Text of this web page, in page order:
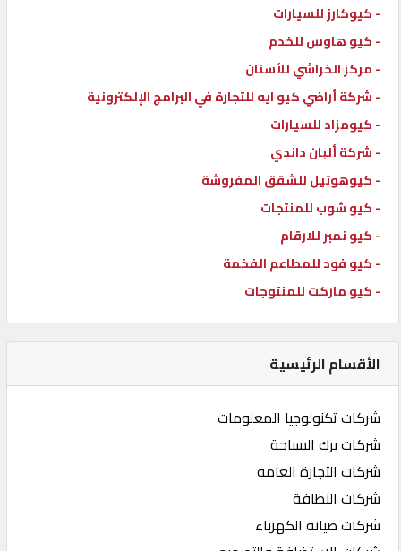
POWERED
QHOST
- كيوكارز للسيارات
- كيو هاوس للخدم
- مركز الخراشي للأسنان
- شركة أراضي كيو ايه للتجارة في البرامج الإلكترونية
- كيومزاد للسيارات
- شركة ألبان داندي
- كيوهوتيل للشقق المفروشة
- كيو شوب للمنتجات
- كيو نمبر للارقام
- كيو فود للمطاعم الفخمة
- كيو ماركت للمنتوجات
الأقسام الرئيسية
شركات تكنولوجيا المعلومات
شركات برك السباحة
شركات التجارة العامه
شركات النظافة
شركات صيانة الكهرباء